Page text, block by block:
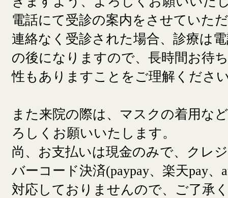
電話にて受診の案内をさせていた
連絡なく受診された場合、診療は
の後になりますので、長時間お待
性もありますことをご理解くださ
また来院の際は、マスクの着用な
ろしくお願いいたします。
尚、お支払いは現金のみで、クレ
バーコード決済(paypay、楽天pay、
対応しておりませんので、ご了承